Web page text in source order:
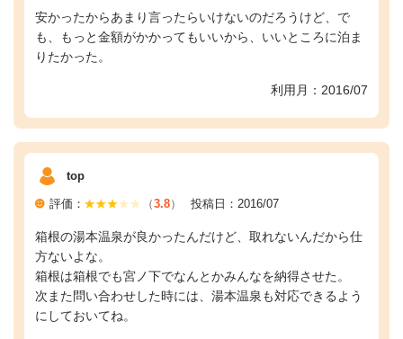
安かったからあまり言ったらいけないのだろうけど、で
も、もっと金額がかかってもいいから、いいところに泊ま
りたかった。
利用月：2016/07
top
評価： （3.8） 投稿日：2016/07
箱根の湯本温泉が良かったんだけど、取れないんだから仕
方ないよな。
箱根は箱根でも宮ノ下でなんとかみんなを納得させた。
次また問い合わせした時には、湯本温泉も対応できるよう
にしておいてね。